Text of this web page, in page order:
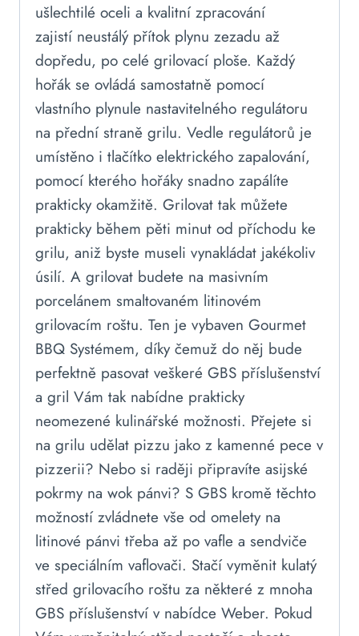
ušlechtilé oceli a kvalitní zpracování
zajistí neustálý přítok plynu zezadu až
dopředu, po celé grilovací ploše. Každý
hořák se ovládá samostatně pomocí
vlastního plynule nastavitelného regulátoru
na přední straně grilu. Vedle regulátorů je
umístěno i tlačítko elektrického zapalování,
pomocí kterého hořáky snadno zapálíte
prakticky okamžitě. Grilovat tak můžete
prakticky během pěti minut od příchodu ke
grilu, aniž byste museli vynakládat jakékoliv
úsilí. A grilovat budete na masivním
porcelánem smaltovaném litinovém
grilovacím roštu. Ten je vybaven Gourmet
BBQ Systémem, díky čemuž do něj bude
perfektně pasovat veškeré GBS příslušenství
a gril Vám tak nabídne prakticky
neomezené kulinářské možnosti. Přejete si
na grilu udělat pizzu jako z kamenné pece v
pizzerii? Nebo si raději připravíte asijské
pokrmy na wok pánvi? S GBS kromě těchto
možností zvládnete vše od omelety na
litinové pánvi třeba až po vafle a sendviče
ve speciálním vaflovači. Stačí vyměnit kulatý
střed grilovacího roštu za některé z mnoha
GBS příslušenství v nabídce Weber. Pokud